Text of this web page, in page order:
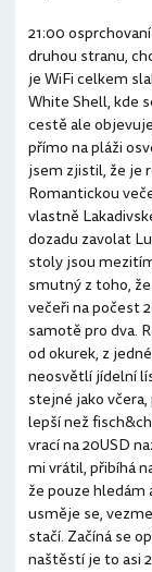
21:00
druhou stranu,
je WiFi celkem
White Shell, kde
cestě ale
přímo na pláži
jsem zjistil, že je
Romantickou
vlastně
dozadu zavolat
stoly jsou
smutný z toho,
večeři na počest
samotě pro dva.
od okurek, z
neosvětlí jídelní
stejné jako
lepší než
vrací na 20USD
mi vrátil, přibíhá
že pouze
usměje se,
stačí. Začíná se
naštěstí je to asi